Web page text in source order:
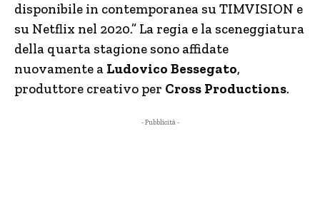
disponibile in contemporanea su TIMVISION e
su Netflix nel 2020.” La regia e la sceneggiatura
della quarta stagione sono affidate
nuovamente a Ludovico Bessegato,
produttore creativo per Cross Productions.
- Pubblicità -